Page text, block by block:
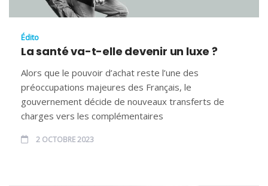
Édito
La santé va-t-elle devenir un luxe ?
Alors que le pouvoir d’achat reste l’une des
préoccupations majeures des Français, le
gouvernement décide de nouveaux transferts de
charges vers les complémentaires
2 OCTOBRE 2023